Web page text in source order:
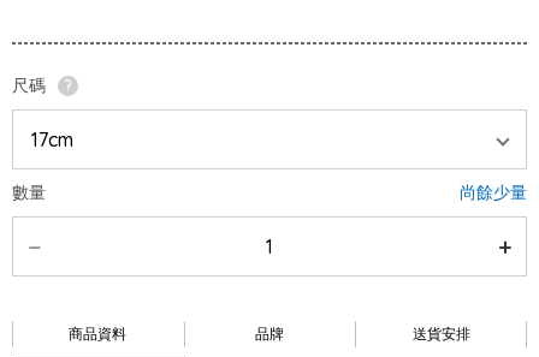
尺碼 ?
數量 尚餘少量
商品資料 品牌 送貨安排